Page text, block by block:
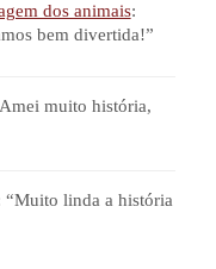
dos animais:
bem divertida!”
Amei muito história,
“Muito linda a história